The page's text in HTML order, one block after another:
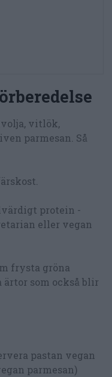
vitlök,
parmesan. Så
protein -
eller vegan
frysta gröna
ärtor som också blir
pastan vegan
parmesan)